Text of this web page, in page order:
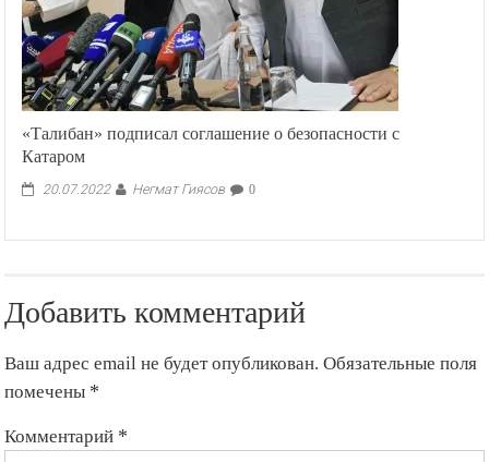
«Талибан» подписал соглашение о безопасности с
Катаром
20.07.2022 Негмат Гиясов 0
Добавить комментарий
Ваш адрес email не будет опубликован. Обязательные поля
помечены *
Комментарий *